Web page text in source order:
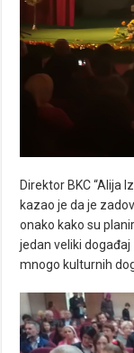
Direktor BKC “Alija
kazao je da je
onako kako su
jedan veliki
mnogo kulturnih